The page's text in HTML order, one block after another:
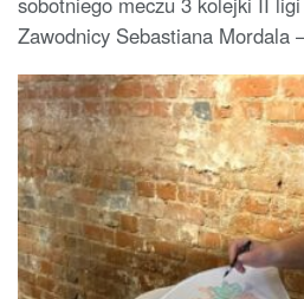
Zawodnicy Sebastiana Mordala